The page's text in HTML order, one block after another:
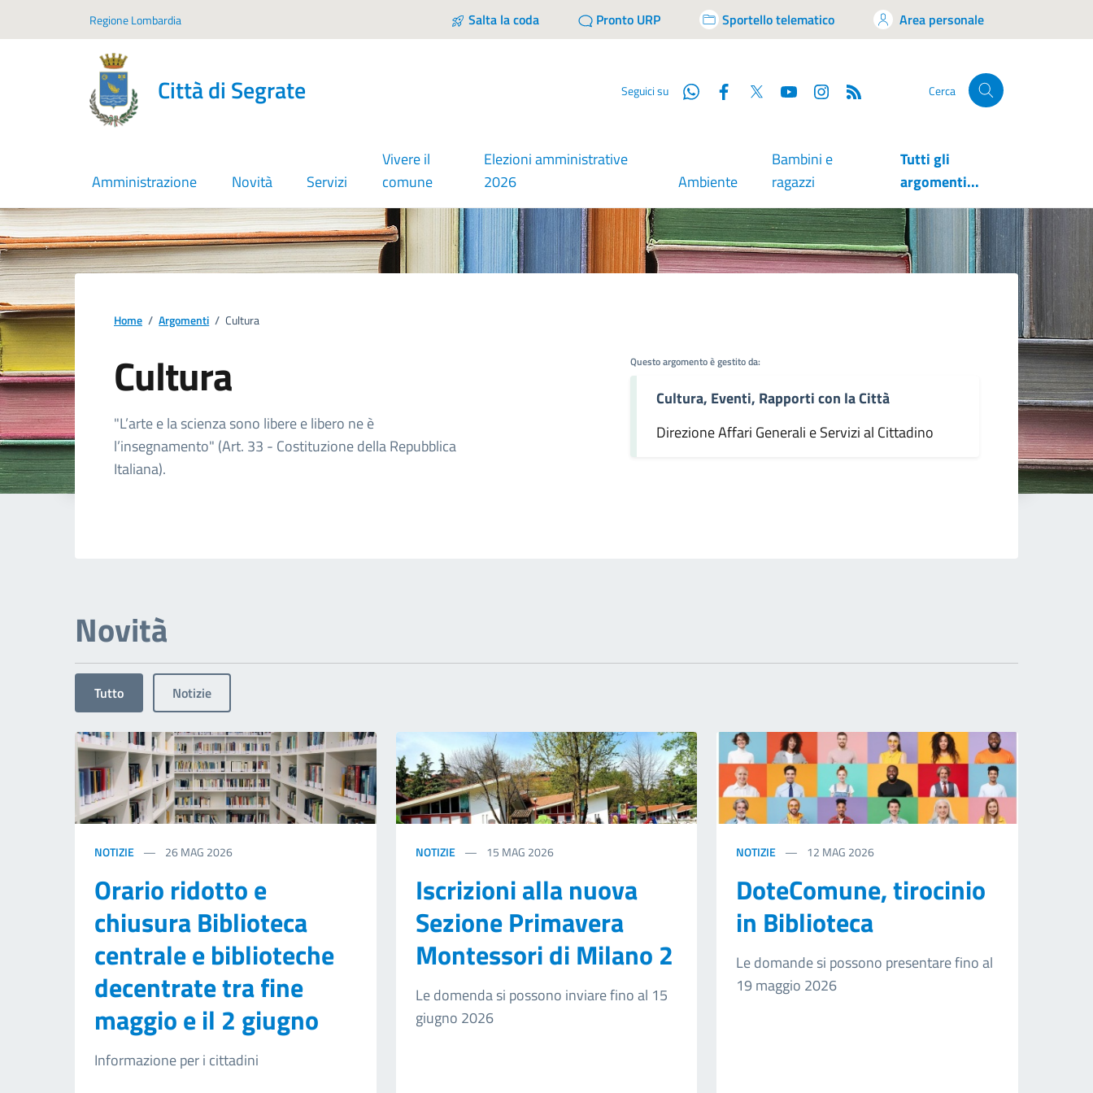
Regione Lombardia Salta la coda Pronto URP Sportello telematico Area personale
Città di Segrate Seguici su WhatsappFacebook
Twitter YouTube Cerca
Amministrazione Novità Servizi
Vivere il
comune
Elezioni amministrative
2026
Ambiente
Bambini e
ragazzi
Tutti gli
argomenti...
Home / Argomenti / Cultura
Cultura
Dettagli dell'argomento
"L’arte e la scienza sono libere e libero ne è
l’insegnamento" (Art. 33 - Costituzione della Repubblica
Italiana).
Questo argomento è gestito da:
Cultura, Eventi, Rapporti con la Città
Direzione Affari Generali e Servizi al Cittadino
Novità
Tutto Notizie
NOTIZIE 26MAG 2026
Orario ridotto e
chiusura Biblioteca
centrale e biblioteche
decentrate tra fine
maggio e il 2 giugno
Informazione per i cittadini
NOTIZIE 15 MAG 2026
Iscrizioni alla nuova
Sezione Primavera
Montessori di Milano 2
Le domenda si possono inviare fino al 15
giugno 2026
NOTIZIE 12 MAG 2026
DoteComune, tirocinio
in Biblioteca
Le domande si possono presentare fino al
19 maggio 2026